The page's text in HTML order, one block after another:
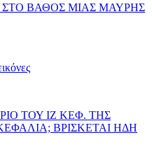
ΒΑΘΟΣ ΜΙΑΣ ΜΑΥΡΗΣ
ΤΟΥ ΙΖ ΚΕΦ. ΤΗΣ
ΒΡΙΣΚΕΤΑΙ ΗΔΗ